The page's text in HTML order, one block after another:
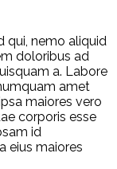
qui, nemo aliquid
doloribus ad
a. Labore
amet
maiores vero
corporis esse
id
eius maiores